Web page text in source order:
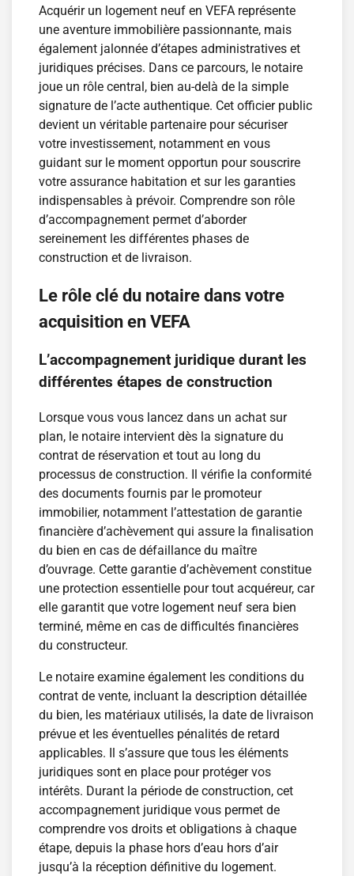
Acquérir un logement neuf en VEFA représente
une aventure immobilière passionnante, mais
également jalonnée d’étapes administratives et
juridiques précises. Dans ce parcours, le notaire
joue un rôle central, bien au-delà de la simple
signature de l’acte authentique. Cet officier public
devient un véritable partenaire pour sécuriser
votre investissement, notamment en vous
guidant sur le moment opportun pour souscrire
votre assurance habitation et sur les garanties
indispensables à prévoir. Comprendre son rôle
d’accompagnement permet d’aborder
sereinement les différentes phases de
construction et de livraison.
Le rôle clé du notaire dans votre
acquisition en VEFA
L’accompagnement juridique durant les
différentes étapes de construction
Lorsque vous vous lancez dans un achat sur
plan, le notaire intervient dès la signature du
contrat de réservation et tout au long du
processus de construction. Il vérifie la conformité
des documents fournis par le promoteur
immobilier, notamment l’attestation de garantie
financière d’achèvement qui assure la finalisation
du bien en cas de défaillance du maître
d’ouvrage. Cette garantie d’achèvement constitue
une protection essentielle pour tout acquéreur, car
elle garantit que votre logement neuf sera bien
terminé, même en cas de difficultés financières
du constructeur.
Le notaire examine également les conditions du
contrat de vente, incluant la description détaillée
du bien, les matériaux utilisés, la date de livraison
prévue et les éventuelles pénalités de retard
applicables. Il s’assure que tous les éléments
juridiques sont en place pour protéger vos
intérêts. Durant la période de construction, cet
accompagnement juridique vous permet de
comprendre vos droits et obligations à chaque
étape, depuis la phase hors d’eau hors d’air
jusqu’à la réception définitive du logement.